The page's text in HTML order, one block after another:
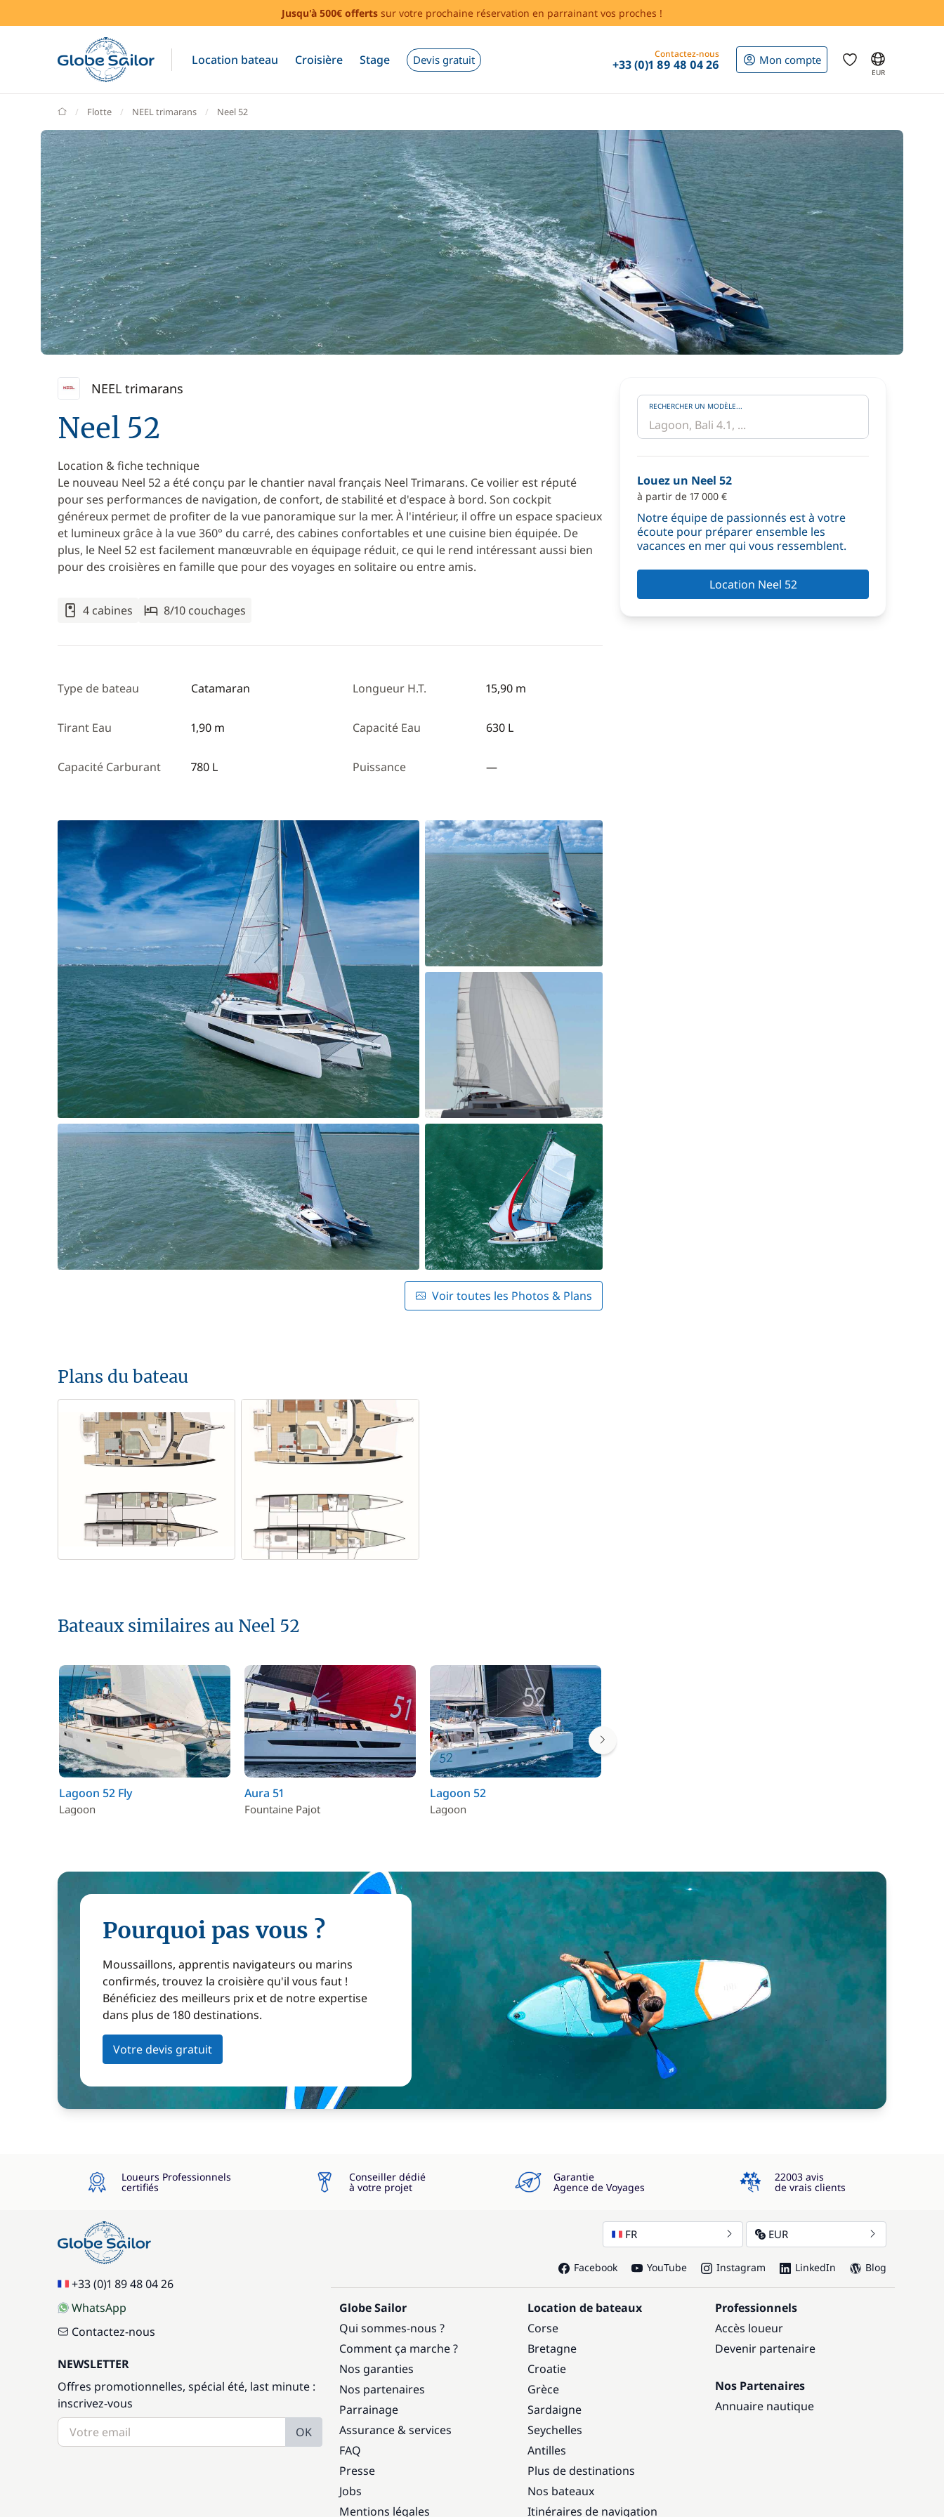
Jusqu'à 500€ offerts sur votre prochaine réservation en parrainant vos proches !
Location bateau Croisière Stage Devis gratuit Contactez-nous
+33 (0)1 89 48 04 26 Mon compte
EUR
GlobeSailor
Flotte NEEL trimarans Neel 52
NEEL trimarans
Neel 52
Location & fiche technique
Le nouveau Neel 52 a été conçu par le chantier naval français Neel Trimarans. Ce voilier est réputé
pour ses performances de navigation, de confort, de stabilité et d'espace à bord. Son cockpit
généreux permet de profiter de la vue panoramique sur la mer. À l'intérieur, il offre un espace spacieux
et lumineux grâce à la vue 360° du carré, des cabines confortables et une cuisine bien équipée. De
plus, le Neel 52 est facilement manœuvrable en équipage réduit, ce qui le rend intéressant aussi bien
pour des croisières en famille que pour des voyages en solitaire ou entre amis.
4 cabines 8/10 couchages
Type de bateau Catamaran Longueur H.T. 15,90 m
Tirant Eau 1,90 m Capacité Eau 630 L
Capacité Carburant 780 L Puissance —
Voir toutes les Photos & Plans
Plans du bateau
Bateaux similaires au Neel 52
Lagoon 52 Fly
Lagoon
Aura 51
Fountaine Pajot
Lagoon 52
Lagoon
RECHERCHER UN MODÈLE...
Louez un Neel 52
à partir de 17 000 €
Notre équipe de passionnés est à votre
écoute pour préparer ensemble les
vacances en mer qui vous ressemblent.
Location Neel 52
Pourquoi pas vous ?
Moussaillons, apprentis navigateurs ou marins
confirmés, trouvez la croisière qu'il vous faut !
Bénéficiez des meilleurs prix et de notre expertise
dans plus de 180 destinations.
Votre devis gratuit
Loueurs Professionnels
certifiés
Conseiller dédié
à votre projet
Garantie
Agence de Voyages
4.3
22003 avis
de vrais clients
+33 (0)1 89 48 04 26
WhatsApp
Contactez-nous
NEWSLETTER
Offres promotionnelles, spécial été, last minute :
inscrivez-vous
OK
FR EUR
Facebook YouTube Instagram LinkedIn Blog
Globe Sailor
Qui sommes-nous ?
Comment ça marche ?
Nos garanties
Nos partenaires
Parrainage
Assurance & services
FAQ
Presse
Jobs
Mentions légales
Location de bateaux
Corse
Bretagne
Croatie
Grèce
Sardaigne
Seychelles
Antilles
Plus de destinations
Nos bateaux
Itinéraires de navigation
Professionnels
Accès loueur
Devenir partenaire
Nos Partenaires
Annuaire nautique